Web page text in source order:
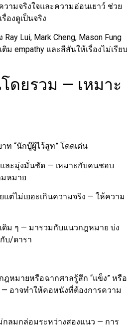
ามจริงใจและความอ่อนเยาว์ ช่วย
องดูเป็นจริง
Lui, Mark Cheng, Mason Fung
ม empathy และสีสันให้เรื่องไม่เรียบ
ดยรวม — เหมาะ
ท “นักบู๊ผู้ไว้สูท” โดดเด่น
และมุ่งมั่นชัด — เหมาะกับคนชอบ
หมาย
ต่ไม่เยอะเกินความจริง — ให้ความ
ดิม ๆ — มารวมกับแนวกฎหมาย บ่ง
บ/ดารา
ฎหมายหรือฉากศาลรู้สึก “แข็ง” หรือ
— อาจทำให้คอหนังที่ต้องการความ
ลมกล่อมระหว่างสองแนว — การ